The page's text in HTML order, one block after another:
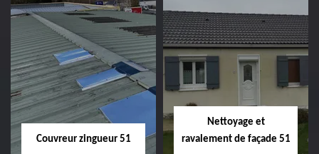
Charpentier 51
Changement de
velux 51
Couvreur zingueur 51
Nettoyage et
ravalement de façade 51